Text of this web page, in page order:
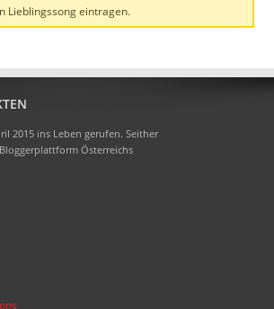
Lieblingssong eintragen.
2015 ins Leben gerufen. Seither
Österreichs
.at sollte zum
im Laufe der Zeit schon
aber nun endlich auf den